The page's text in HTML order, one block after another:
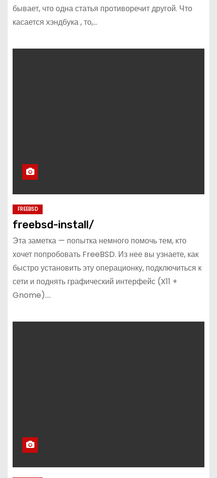
бывает, что одна статья противоречит другой. Что
касается хэндбука , то,…
FREEBSD
freebsd-install/
Эта заметка — попытка немного помочь тем, кто
хочет попробовать FreeBSD. Из нее вы узнаете, как
быстро установить эту операционку, подключиться к
сети и поднять графический интерфейс (X11 +
Gnome).…